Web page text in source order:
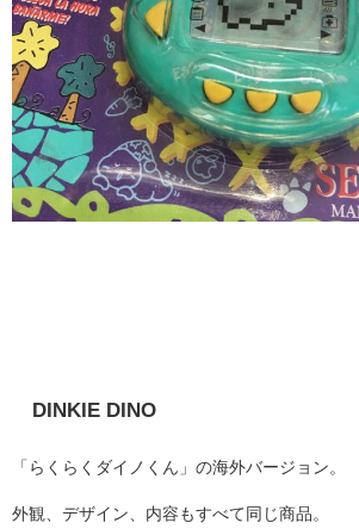
DINKIE DINO
「らくらくダイノくん」の海外バージョン。
外観、デザイン、内容もすべて同じ商品。